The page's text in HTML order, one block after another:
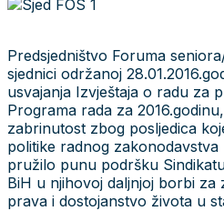
Predsjedništvo Foruma
sjednici održanoj
usvajanja Izvještaja o radu za
Programa rada za
zabrinutost zbog posljedica
politike radnog
pružilo punu podršku
BiH u njihovoj daljnjoj borbi za
prava i dostojanstvo života u